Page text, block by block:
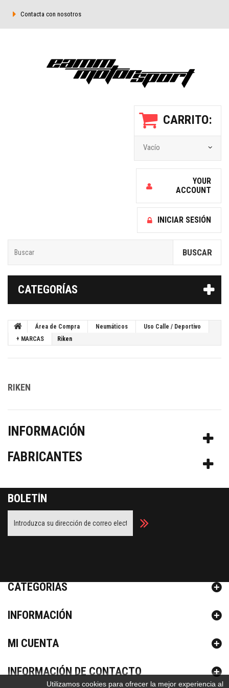
Contacta con nosotros
CARRITO:
Vacío
YOUR
ACCOUNT
INICIAR SESIÓN
BUSCAR
CATEGORÍAS
Área de Compra Neumáticos
Uso Calle / Deportivo
+ MARCAS
Riken
RIKEN
INFORMACIÓN
FABRICANTES
BOLETÍN
CATEGORÍAS
INFORMACIÓN
MI CUENTA
INFORMACIÓN DE CONTACTO
Utilizamos cookies para ofrecer la mejor experiencia al